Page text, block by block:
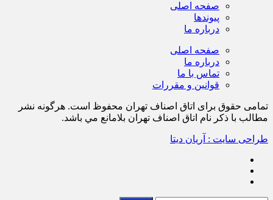
صفحه اصلی
پیوندها
درباره ما
صفحه اصلی
درباره ما
تماس با ما
قوانین و مقررات
تمامی حقوق برای اتاق اصناف تهران محفوظ است. هرگونه نشر
مطالب با ذكر نام اتاق اصناف تهران بلامانع مي باشد.
طراحی سایت : آریان دیتا